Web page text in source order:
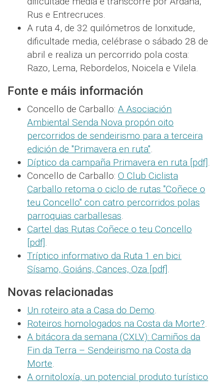
Rus e Entrecruces.
A ruta 4, de 32 quilómetros de lonxitude,
dificultade media, celébrase o sábado 28 de
abril e realiza un percorrido pola costa:
Razo, Lema, Rebordelos, Noicela e Vilela.
Fonte e máis información
Concello de Carballo: A Asociación
Ambiental Senda Nova propón oito
percorridos de sendeirismo para a terceira
edición de "Primavera en ruta".
Díptico da campaña Primavera en ruta [pdf].
Concello de Carballo: O Club Ciclista
Carballo retoma o ciclo de rutas "Coñece o
teu Concello" con catro percorridos polas
parroquias carballesas.
Cartel das Rutas Coñece o teu Concello
[pdf].
Tríptico informativo da Ruta 1 en bici:
Sísamo, Goiáns, Cances, Oza [pdf].
Novas relacionadas
Un roteiro ata a Casa do Demo.
Roteiros homologados na Costa da Morte?.
A bitácora da semana (CXLV): Camiños da
Fin da Terra – Sendeirismo na Costa da
Morte.
A ornitoloxía, un potencial produto turístico